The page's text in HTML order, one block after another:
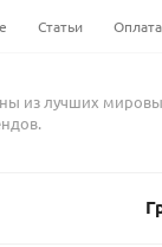
Статьи
из лучших